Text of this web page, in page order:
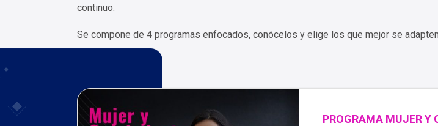
continuo.
Se compone de 4 programas enfocados, conócelos y elige los que mejor se
PROGRAMA MUJER Y